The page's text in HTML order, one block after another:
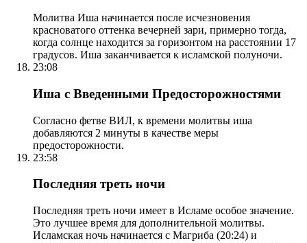
Молитва Иша начинается после исчезновения
красноватого оттенка вечерней зари, примерно тогда,
когда солнце находится за горизонтом на расстоянии 17
градусов. Иша заканчивается к исламской полуночи.
23:08
Иша с Введенными Предосторожностями
Согласно фетве ВИЛ, к времени молитвы иша
добавляются 2 минуты в качестве меры
предосторожности.
23:58
Последняя треть ночи
Последняя треть ночи имеет в Исламе особое значение.
Это лучшее время для дополнительной молитвы.
Исламская ночь начинается с Магриба (20:24) и